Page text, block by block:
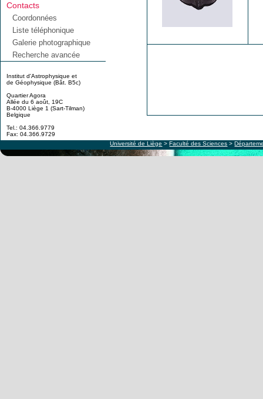
Contacts
Coordonnées
Liste téléphonique
Galerie photographique
Recherche avancée
Institut d'Astrophysique et
de Géophysique (Bât. B5c)
Quartier Agora
Allée du 6 août, 19C
B-4000 Liège 1 (Sart-Tilman)
Belgique
Tel.: 04.366.9779
Fax: 04.366.9729
Université de Liège >Faculté des Sciences >